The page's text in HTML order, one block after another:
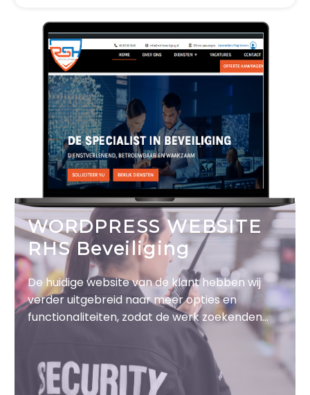
WORDPRESS WEBSITE
RHS Beveiliging
De huidige website van de klant hebben wij
verder uitgebreid naar meer opties en
functionaliteiten, zodat de werk zoekenden
eenvoudig en gemakkelijker kunnen
solliciteren, daarnaast diende de visuele
uitstraling van de website mooier en
pakkender communiceren.